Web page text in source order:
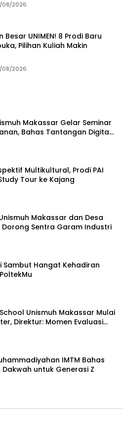
08/2026
Besar UNIMEN! 8 Prodi Baru
Pilihan Kuliah Makin
08/2026
Makassar Gelar Seminar
Bahas Tantangan Digital
Multikultural, Prodi PAI
Tour ke Kajang
Makassar dan Desa
Dorong Sentra Garam Industri
Sambut Hangat Kehadiran
Unismuh Makassar Mulai
Direktur: Momen Evaluasi
IMTM Bahas
untuk Generasi Z